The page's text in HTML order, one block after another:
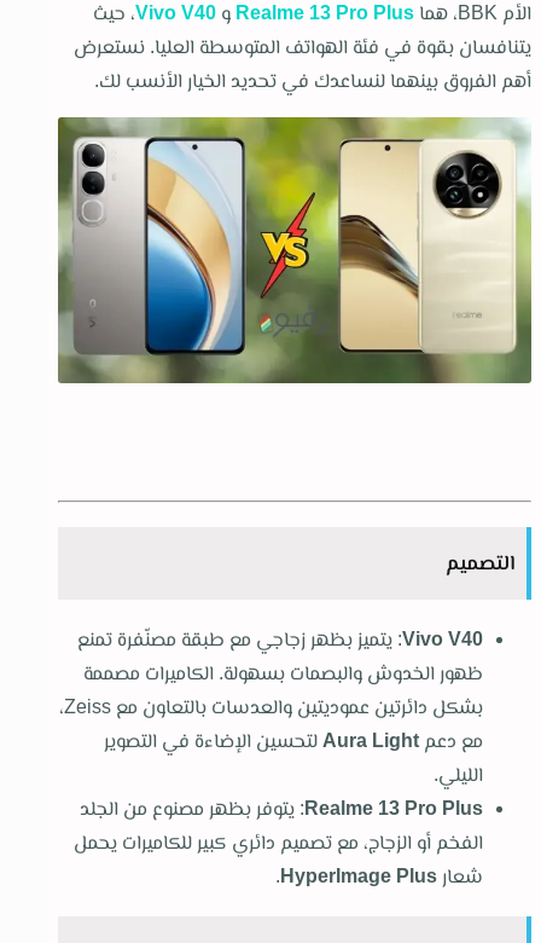
الأم BBK، هما
Realme 13 Pro Plus و Vivo V40، حيث
يتنافسان بقوة في فئة الهواتف المتوسطة العليا. نستعرض
أهم الفروق بينهما لنساعدك في تحديد الخيار الأنسب لك.
التصميم
Vivo V40: يتميز بظهر زجاجي مع طبقة مصنّفرة تمنع
ظهور الخدوش والبصمات بسهولة. الكاميرات مصممة
بشكل دائرتين عموديتين والعدسات بالتعاون مع Zeiss،
مع دعم Aura Light لتحسين الإضاءة في التصوير
الليلي.
Realme 13 Pro Plus : يتوفر بظهر مصنوع من الجلد
الفخم أو الزجاج، مع تصميم دائري كبير للكاميرات يحمل
شعار HyperImage Plus
.